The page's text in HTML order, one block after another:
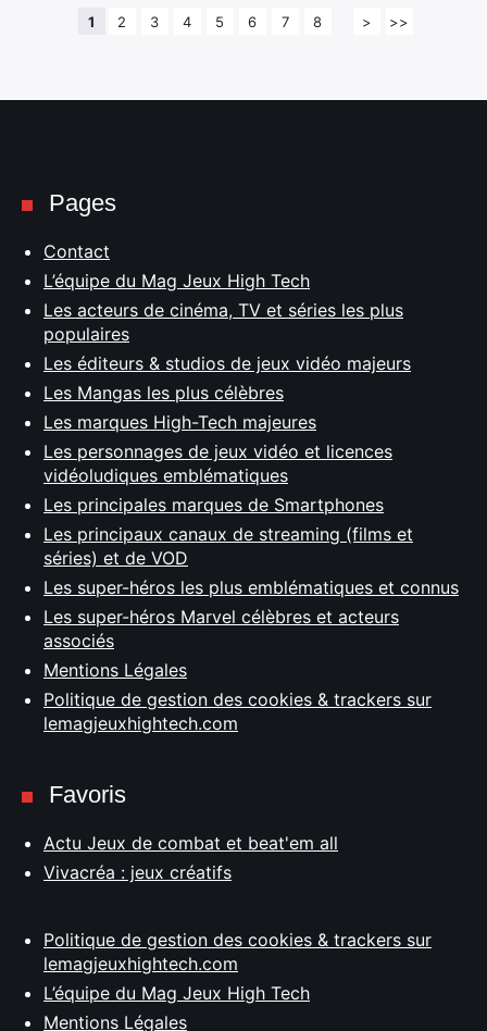
1 2 3 4 5 6 7 8 > >>
Pages
Contact
L’équipe du Mag Jeux High Tech
Les acteurs de cinéma, TV et séries les plus
populaires
Les éditeurs & studios de jeux vidéo majeurs
Les Mangas les plus célèbres
Les marques High-Tech majeures
Les personnages de jeux vidéo et licences
vidéoludiques emblématiques
Les principales marques de Smartphones
Les principaux canaux de streaming (films et
séries) et de VOD
Les super-héros les plus emblématiques et connus
Les super-héros Marvel célèbres et acteurs
associés
Mentions Légales
Politique de gestion des cookies & trackers sur
lemagjeuxhightech.com
Favoris
Actu Jeux de combat et beat'em all
Vivacréa : jeux créatifs
Politique de gestion des cookies & trackers sur
lemagjeuxhightech.com
L’équipe du Mag Jeux High Tech
Mentions Légales